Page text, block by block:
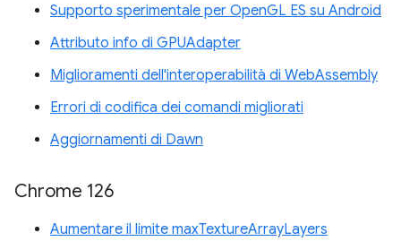
Supporto sperimentale per OpenGL ES su Android
Attributo info di GPUAdapter
Miglioramenti dell'interoperabilità di WebAssembly
Errori di codifica dei comandi migliorati
Aggiornamenti di Dawn
Chrome 126
Aumentare il limite maxTextureArrayLayers